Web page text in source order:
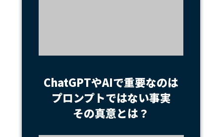
ChatGPTやAIで重要なのは
プロンプトではない事実
その真意とは？